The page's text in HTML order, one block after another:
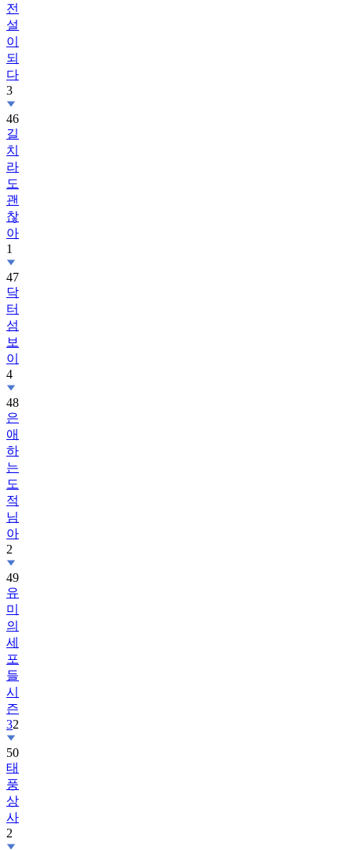
전
설
이
되
다
3
46
길
치
라
도
괜
찮
아
1
47
닥
터
섬
보
이
4
48
은
애
하
는
도
적
님
아
2
49
유
미
의
세
포
들
시
즌
32
50
태
풍
상
사
2